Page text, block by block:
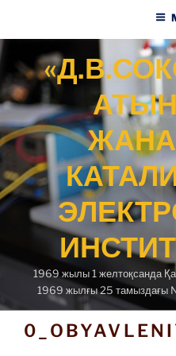
Skip
content
1969 жылы 1 желтоқсанда
1969 жылғы 25 тамыздағы